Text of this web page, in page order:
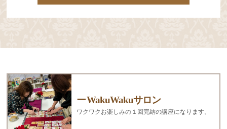
WakuWakuサロン
ワクワクお楽しみの１回完結の講座になります。